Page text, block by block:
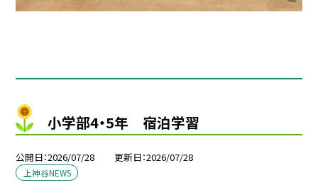
小学部4・5年 宿泊学習
公開日 2026/07/28 更新日 2026/07/28
上神谷NEWS